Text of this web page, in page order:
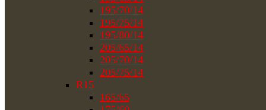
195/70/14
195/75/14
195/80/14
205/65/14
205/70/14
205/75/14
R15
165/65